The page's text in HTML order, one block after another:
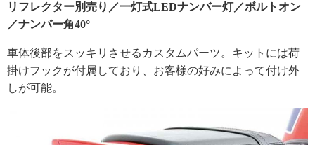
リフレクター別売り／一灯式LEDナンバー灯／ボルトオン
／ナンバー角40°
車体後部をスッキリさせるカスタムパーツ。キットには荷
掛けフックが付属しており、お客様の好みによって付け外
しが可能。